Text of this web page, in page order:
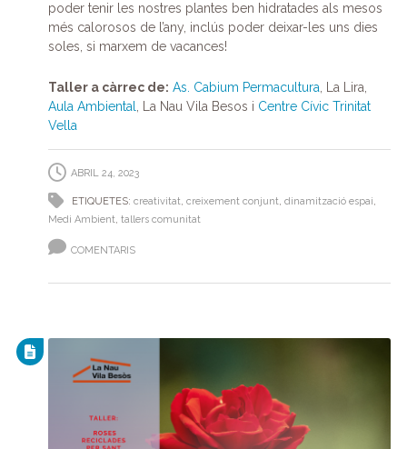
poder tenir les nostres plantes ben hidratades als mesos
més calorosos de l’any, inclús poder deixar-les uns dies
soles, si marxem de vacances!
Taller a càrrec de: As. Cabium Permacultura, La Lira,
Aula Ambiental, La Nau Vila Besos i Centre Cívic Trinitat
Vella
ABRIL 24, 2023
ETIQUETES: creativitat, creixement conjunt, dinamització espai,
Medi Ambient, tallers comunitat
COMENTARIS